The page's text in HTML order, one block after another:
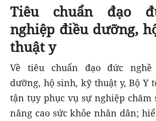
Tiêu chuẩn đạo
nghiệp điều dưỡng,
thuật y
Về tiêu chuẩn đạo đức
dưỡng, hộ sinh, kỹ thuật y, Bộ Y
tận tụy phục vụ sự nghiệp chăm
nâng cao sức khỏe nhân dân;